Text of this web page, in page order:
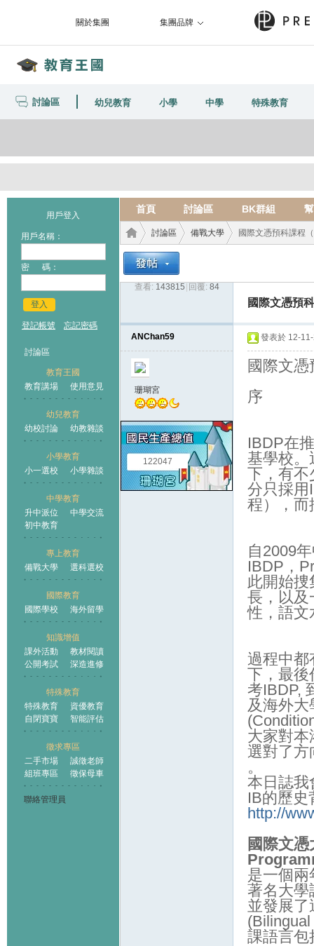
關於集團 集團品牌
討論區 幼兒教育 小學 中學 特殊教育
用戶登入
用戶名稱：
密 碼：
登入
登記帳號 忘記密碼
討論區
教育王國
教育講場
使用意見
幼兒教育
幼校討論
幼教雜談
小學教育
小一選校
小學雜談
中學教育
升中派位
中學交流
初中教育
專上教育
備戰大學
選科選校
國際教育
國際學校
海外留學
知識增值
課外活動
教材閱讀
公開考試
深造進修
特殊教育
特殊教育
資優教育
自閉寶寶
智能評估
徵求專區
二手市場
誠徵老師
組班專區
徵保母車
聯絡管理員
首頁 討論區 BK群組
教育
王國
›
討論區
›
備戰大學 國際文憑預科課程
查看: 143815 回覆: 84
國際文憑預
ANChan59
珊瑚宮
122047
發表於 12-
國際文
序
IBDP在
基學校
下，有不
分只採用
程），而
自2009
IBDP，
此開始
長，以及
性，語文
過程中都
下，最後
考IBDP,
及海外
大家對
選對了方
。
本日誌我
IB的歷史
http://
國際文
是一個兩
著名大學
並發展了
課語言包